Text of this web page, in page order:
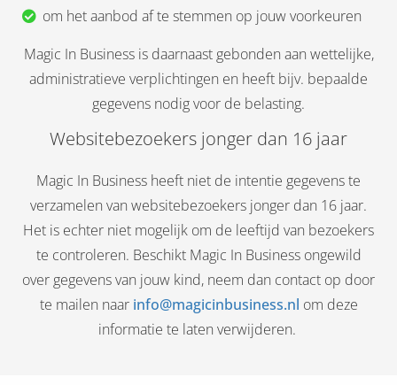
om het aanbod af te stemmen op jouw voorkeuren
Magic In Business is daarnaast gebonden aan wettelijke,
administratieve verplichtingen en heeft bijv. bepaalde
gegevens nodig voor de belasting.
Websitebezoekers jonger dan 16 jaar
Magic In Business heeft niet de intentie gegevens te
verzamelen van websitebezoekers jonger dan 16 jaar.
Het is echter niet mogelijk om de leeftijd van bezoekers
te controleren. Beschikt Magic In Business ongewild
over gegevens van jouw kind, neem dan contact op door
te mailen naar info@magicinbusiness.nl om deze
informatie te laten verwijderen.